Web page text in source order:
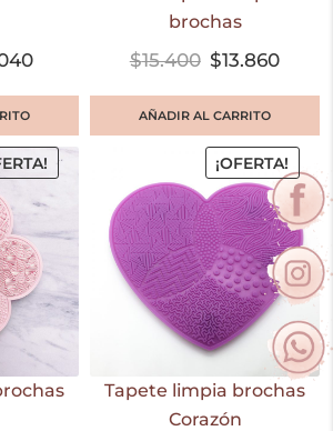
brochas
$15.400 $13.860
AÑADIR AL CARRITO
¡OFERTA!
Tapete limpia brochas
Corazón